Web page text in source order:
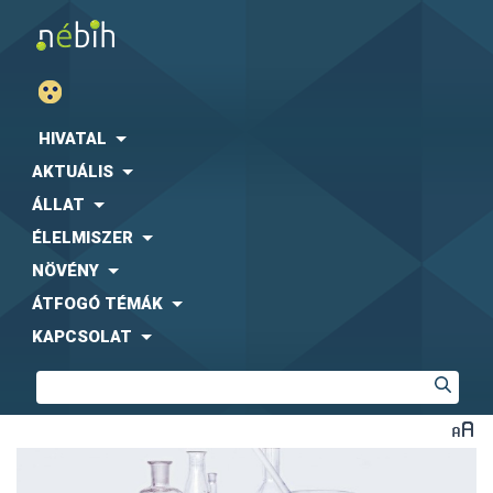
HIVATAL
AKTUÁLIS
ÁLLAT
ÉLELMISZER
NÖVÉNY
ÁTFOGÓ TÉMÁK
KAPCSOLAT